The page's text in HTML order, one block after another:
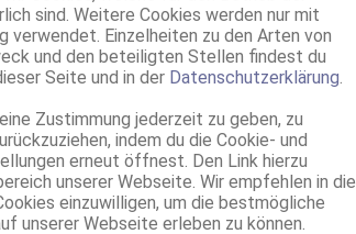
sind. Weitere Cookies werden nur mit
verwendet. Einzelheiten zu den Arten von
und den beteiligten Stellen findest du
Seite und in der Datenschutzerklärung.
Zustimmung jederzeit zu geben, zu
indem du die Cookie- und
erneut öffnest. Den Link hierzu
unserer Webseite. Wir empfehlen in die
einzuwilligen, um die bestmögliche
unserer Webseite erleben zu können.
Service für:
Service: